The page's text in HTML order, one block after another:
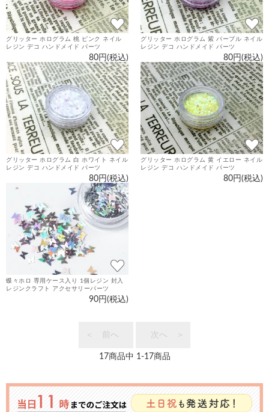
グリッター ホログラム 桃 ピンク ネイル
レジン デコ ハンドメイド パーツ
80円(税込)
グリッター ホログラム 紫 パープル ネイル
レジン デコ ハンドメイド パーツ
80円(税込)
グリッター ホログラム 白 ホワイト ネイル
レジン デコ ハンドメイド パーツ
80円(税込)
グリッター ホログラム 黄 イエロー ネイル
レジン デコ ハンドメイド パーツ
80円(税込)
蝶々ホロ 専用ケース入り 1個レジン 封入
レジンクラフト アクセサリーパーツ
90円(税込)
＜ 前へ 次へ ＞
17商品中 1 -17商品